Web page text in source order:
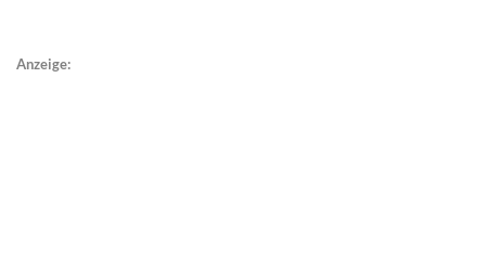
Anzeige: